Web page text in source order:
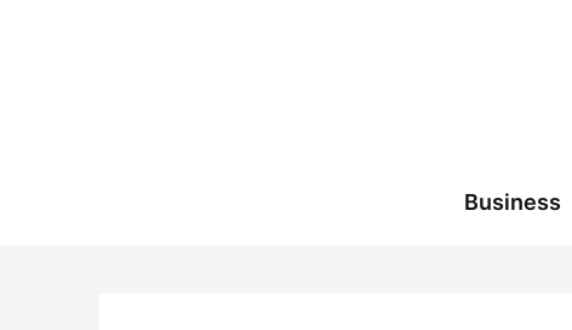
Business